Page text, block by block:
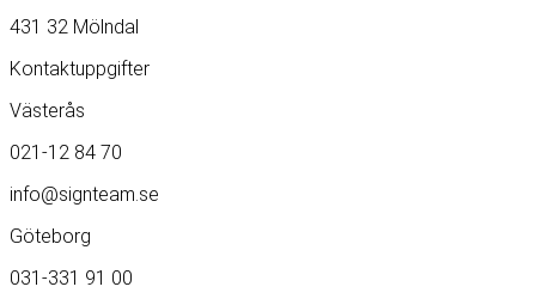
431 32 Mölndal
Kontaktuppgifter
Västerås
021-12 84 70
info@signteam.se
Göteborg
031-331 91 00